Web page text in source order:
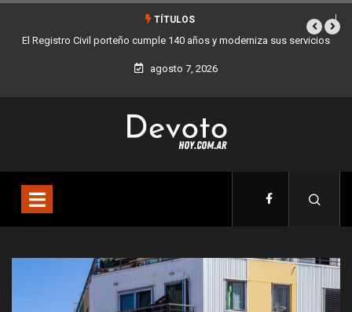
TÍTULOS
servicios Buenos Aires sumó 12 nuevos Bares Notables y ya son 90 en
la Ciudad
agosto 7, 2026